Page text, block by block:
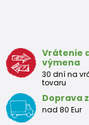
tak dôležitým
Veľkostná tabuľka:
Topánky pre prvé
Veľkosť
EU
18
Vrátenie
výmena
30 dní na
tovaru
Doprava
nad 80 Eur